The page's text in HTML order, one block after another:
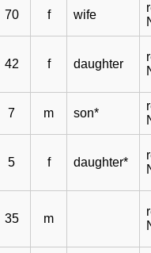
70 f wife
42 f daughter
7 m son*
5 f daughter*
35 m